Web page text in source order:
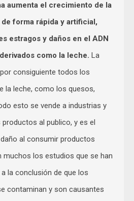
aumenta el crecimiento de la
forma rápida y artificial,
estragos y daños en el ADN
como la leche. La
consiguiente todos los
la leche, como los quesos,
esto se vende a industrias y
al publico, y es el
al consumir productos
muchos los estudios que se han
la conclusión de que los
contaminan y son causantes